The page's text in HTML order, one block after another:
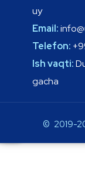
uy
Email:
Telefon:
Ish vaqti:
gacha
© 2019-